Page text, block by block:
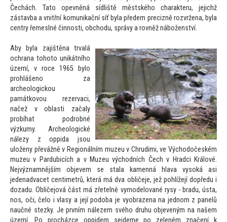
Čechách. Tato opevněná sídliště městského charakteru, jejichž
zástavba a vnitřní komunikační síť byla předem precizně rozvržena, byla
centry řemeslné činnosti, obchodu, správy a rovněž náboženství.
Aby byla zajištěna trvalá
ochrana tohoto unikátního
území, v roce 1965 bylo
prohlášeno za
archeologickou
památkovou rezervaci,
načež v oblasti začaly
probíhat podrobné
výzkumy. Archeologické
nálezy z oppida jsou
uloženy převážně v Regionálním muzeu v Chrudimi, ve Východočeském
muzeu v Pardubicích a v Muzeu východních Čech v Hradci Králové.
Nejvýznamnějším objevem se stala kamenná hlava vysoká asi
jedenadvacet centimetrů, která má dva obličeje, jež pohlížejí dopředu i
dozadu. Obličejová část má zřetelně vymodelované rysy - bradu, ústa,
nos, oči, čelo i vlasy a její podoba je vyobrazena na jednom z panelů
naučné stezky. Je prvním nálezem svého druhu objeveným na našem